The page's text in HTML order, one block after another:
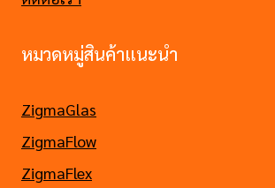
หมวดหมู่สินค้าแนะนำ
ZigmaGlas
ZigmaFlow
ZigmaFlex